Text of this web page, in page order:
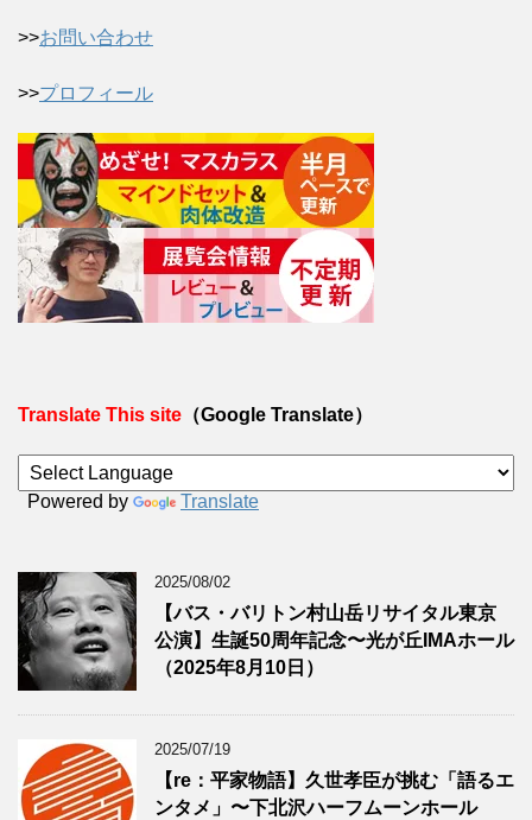
>>お問い合わせ
>>プロフィール
Translate This site （Google Translate）
Powered by Translate
2025/08/02
【バス・バリトン村山岳リサイタル東京
公演】生誕50周年記念〜光が丘IMAホール
（2025年8月10日）
2025/07/19
【re：平家物語】久世孝臣が挑む「語るエ
ンタメ」〜下北沢ハーフムーンホール